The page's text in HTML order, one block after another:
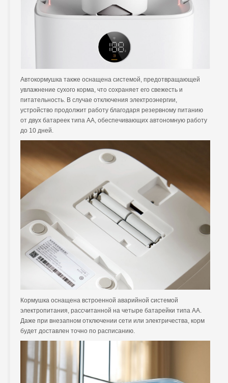
Автокормушка также оснащена системой, предотвращающей
увлажнение сухого корма, что сохраняет его свежесть и
питательность. В случае отключения электроэнергии,
устройство продолжит работу благодаря резервному питанию
от двух батареек типа АА, обеспечивающих автономную работу
до 10 дней.
Кормушка оснащена встроенной аварийной системой
электропитания, рассчитанной на четыре батарейки типа АА.
Даже при внезапном отключении сети или электричества, корм
будет доставлен точно по расписанию.